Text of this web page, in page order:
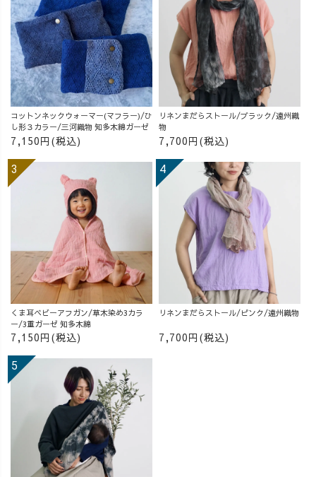
コットンネックウォーマー(マフラー)/ひ
し形３カラー/三河織物 知多木綿ガーゼ
7,150円(税込)
リネンまだらストール/ブラック/遠州織
物
7,700円(税込)
くま耳ベビーアフガン/草木染め3カラ
ー/3重ガーゼ 知多木綿
7,150円(税込)
リネンまだらストール/ピンク/遠州織物
7,700円(税込)